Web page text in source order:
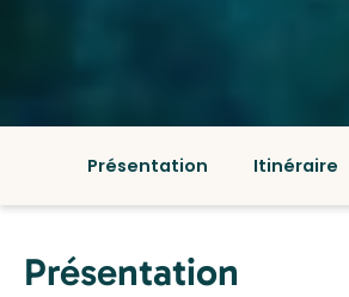
Présentation Itinéraire
Présentation